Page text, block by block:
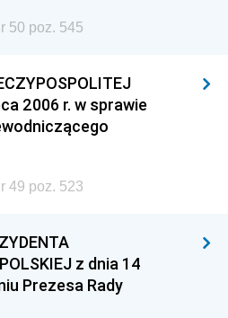
50 poz. 545
2006 r. w sprawie
49 poz. 523
z dnia 14
Prezesa Rady